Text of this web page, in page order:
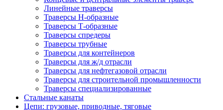
Линейные траверсы
Траверсы Н-образные
Траверсы Т-образные
Траверсы спредеры
Траверсы трубные
Траверсы для контейнеров
Траверсы для ж/д отрасли
Траверсы для нефтегазовой отрасли
Траверсы для строительной промышленности
Траверсы специализированные
Стальные канаты
Цепи: грузовые, приводные, тяговые